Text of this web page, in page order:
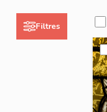
Filtres